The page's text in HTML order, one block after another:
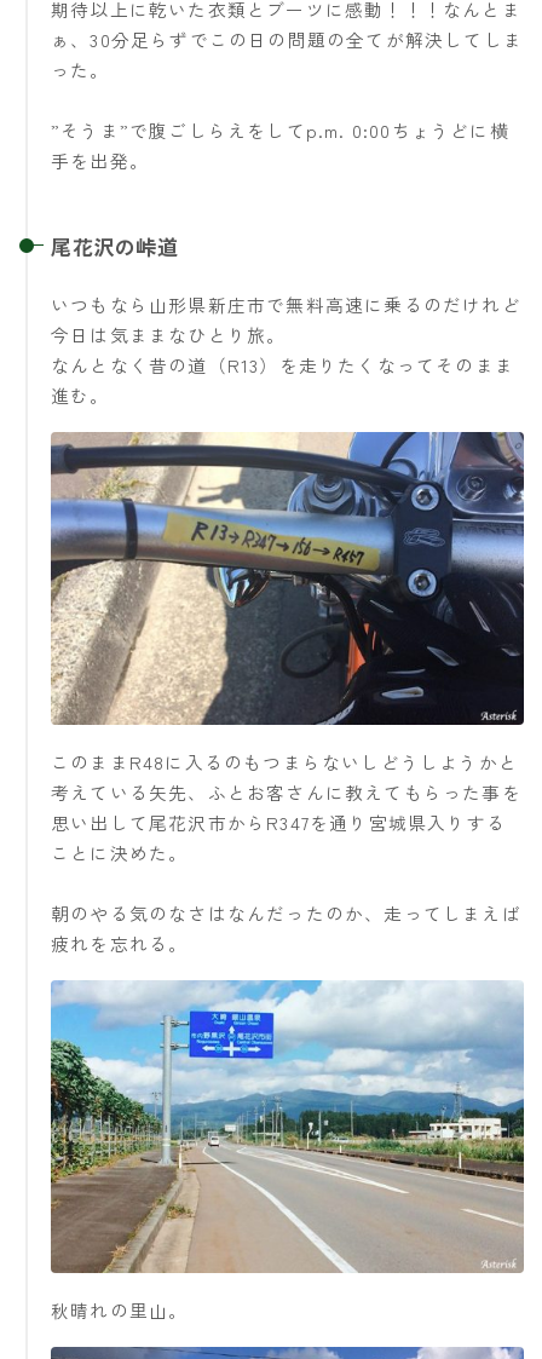
期待以上に乾いた衣類とブーツに感動！！！なんとま
ぁ、30分足らずでこの日の問題の全てが解決してしま
った。
”そうま”で腹ごしらえをしてp.m. 0:00ちょうどに横
手を出発。
尾花沢の峠道
いつもなら山形県新庄市で無料高速に乗るのだけれど
今日は気ままなひとり旅。
なんとなく昔の道（R13）を走りたくなってそのまま
進む。
このままR48に入るのもつまらないしどうしようかと
考えている矢先、ふとお客さんに教えてもらった事を
思い出して尾花沢市からR347を通り宮城県入りする
ことに決めた。
朝のやる気のなさはなんだったのか、走ってしまえば
疲れを忘れる。
秋晴れの里山。